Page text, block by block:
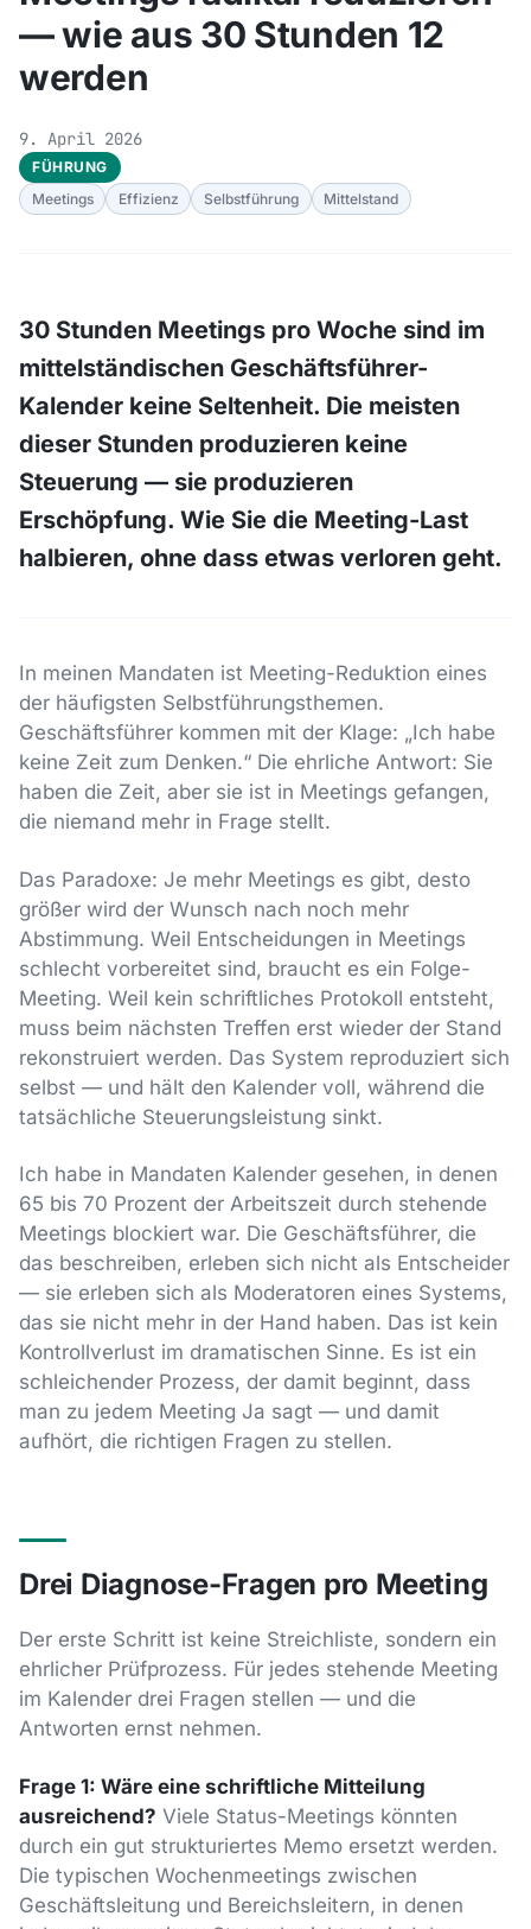
— wie aus 30 Stunden 12
werden
9. April 2026
FÜHRUNG
Meetings
Effizienz Selbstführung Mittelstand
30 Stunden Meetings pro Woche sind im
mittelständischen Geschäftsführer-
Kalender keine Seltenheit. Die meisten
dieser Stunden produzieren keine
Steuerung — sie produzieren
Erschöpfung. Wie Sie die Meeting-Last
halbieren, ohne dass etwas verloren geht.
In meinen Mandaten ist Meeting-Reduktion eines
der häufigsten Selbstführungsthemen.
Geschäftsführer kommen mit der Klage: „Ich habe
keine Zeit zum Denken.“ Die ehrliche Antwort: Sie
haben die Zeit, aber sie ist in Meetings gefangen,
die niemand mehr in Frage stellt.
Das Paradoxe: Je mehr Meetings es gibt, desto
größer wird der Wunsch nach noch mehr
Abstimmung. Weil Entscheidungen in Meetings
schlecht vorbereitet sind, braucht es ein Folge-
Meeting. Weil kein schriftliches Protokoll entsteht,
muss beim nächsten Treffen erst wieder der Stand
rekonstruiert werden. Das System reproduziert sich
selbst — und hält den Kalender voll, während die
tatsächliche Steuerungsleistung sinkt.
Ich habe in Mandaten Kalender gesehen, in denen
65 bis 70 Prozent der Arbeitszeit durch stehende
Meetings blockiert war. Die Geschäftsführer, die
das beschreiben, erleben sich nicht als Entscheider
— sie erleben sich als Moderatoren eines Systems,
das sie nicht mehr in der Hand haben. Das ist kein
Kontrollverlust im dramatischen Sinne. Es ist ein
schleichender Prozess, der damit beginnt, dass
man zu jedem Meeting Ja sagt — und damit
aufhört, die richtigen Fragen zu stellen.
Drei Diagnose-Fragen pro Meeting
Der erste Schritt ist keine Streichliste, sondern ein
ehrlicher Prüfprozess. Für jedes stehende Meeting
im Kalender drei Fragen stellen — und die
Antworten ernst nehmen.
Frage 1: Wäre eine schriftliche Mitteilung
ausreichend? Viele Status-Meetings könnten
durch ein gut strukturiertes Memo ersetzt werden.
Die typischen Wochenmeetings zwischen
Geschäftsleitung und Bereichsleitern, in denen